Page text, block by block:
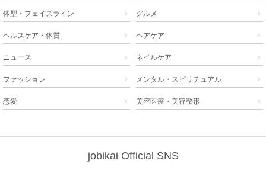
体型・フェイスライン  グルメ 
ヘルスケア・体質  ヘアケア 
ニュース  ネイルケア 
ファッション  メンタル・スピリチュアル 
恋愛  美容医療・美容整形 
jobikai Official SNS